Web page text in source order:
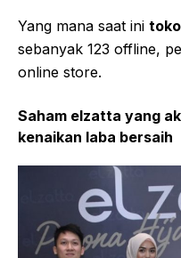
Yang mana saat ini
sebanyak 123 offline,
online store.
Saham elzatta yang
kenaikan laba bersaih